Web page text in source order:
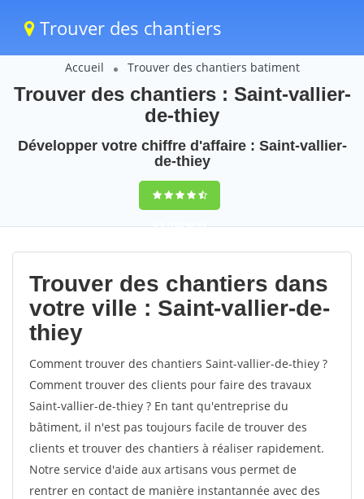
Trouver des chantiers
Accueil Trouver des chantiers batiment
Trouver des chantiers : Saint-vallier-
de-thiey
Développer votre chiffre d'affaire : Saint-vallier-
de-thiey
9,5(100%)55
votes
Trouver des chantiers dans
votre ville : Saint-vallier-de-
thiey
Comment trouver des chantiers Saint-vallier-de-thiey ?
Comment trouver des clients pour faire des travaux
Saint-vallier-de-thiey ? En tant qu'entreprise du
bâtiment, il n'est pas toujours facile de trouver des
clients et trouver des chantiers à réaliser rapidement.
Notre service d'aide aux artisans vous permet de
rentrer en contact de manière instantannée avec des